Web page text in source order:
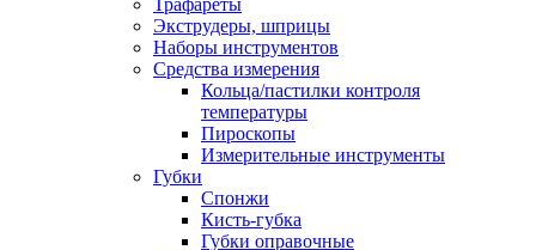
Трафареты
Экструдеры, шприцы
Наборы инструментов
Средства измерения
Кольца/пастилки контроля
температуры
Пироскопы
Измерительные инструменты
Губки
Спонжи
Кисть-губка
Губки оправочные